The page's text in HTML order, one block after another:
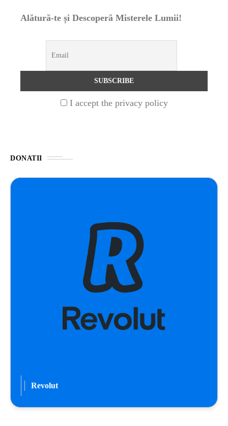
Alătură-te și Descoperă Misterele Lumii!
I accept the privacy policy
DONATII
Revolut
APLICATIA
NATURĂ 1 year ago
Barajul Trei Defileuri a Încetinit Rotația
1 year ago
Ai simțit vreodată deja-vu? Află de ce se